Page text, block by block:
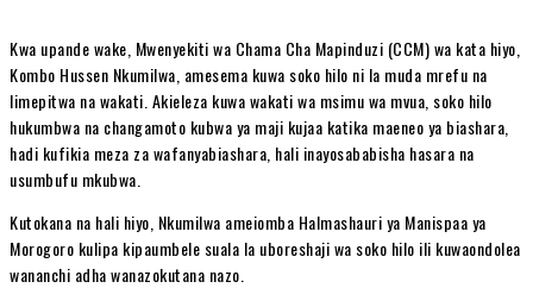
Kwa upande wake, Mwenyekiti wa Chama Cha Mapinduzi (CCM) wa kata hiyo,
Kombo Hussen Nkumilwa, amesema kuwa soko hilo ni la muda mrefu na
limepitwa na wakati. Akieleza kuwa wakati wa msimu wa mvua, soko hilo
hukumbwa na changamoto kubwa ya maji kujaa katika maeneo ya biashara,
hadi kufikia meza za wafanyabiashara, hali inayosababisha hasara na
usumbufu mkubwa.
Kutokana na hali hiyo, Nkumilwa ameiomba Halmashauri ya Manispaa ya
Morogoro kulipa kipaumbele suala la uboreshaji wa soko hilo ili kuwaondolea
wananchi adha wanazokutana nazo.